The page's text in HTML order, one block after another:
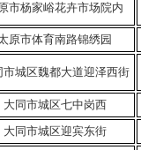
市杨家峪花卉市场院内
原市体育南路锦绣园
市城区魏都大道迎泽西街
大同市城区七中岗西
大同市城区迎宾东街